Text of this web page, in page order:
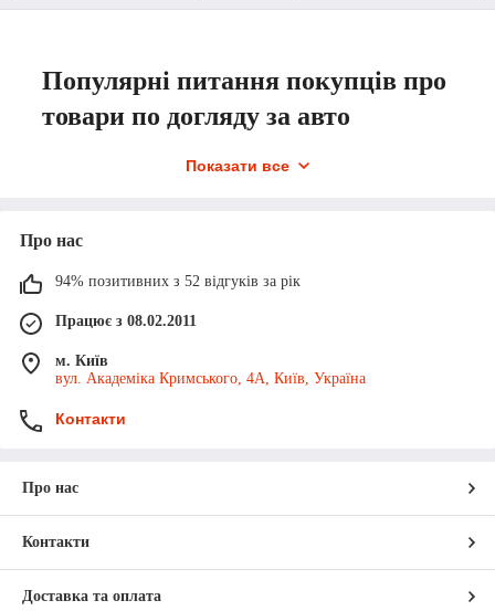
Популярні питання покупців про
товари по догляду за авто
Як часто потрібно мити автомобіль і
уникнути неприємних запахів?
Як забезпечити довговічність та
чистоту ковриків та авточіпів?
Показати все
Про нас
94% позитивних з 52 відгуків за рік
Працює з 08.02.2011
м. Київ
вул. Академіка Кримського, 4А, Київ, Україна
Контакти
Про нас
Контакти
Доставка та оплата